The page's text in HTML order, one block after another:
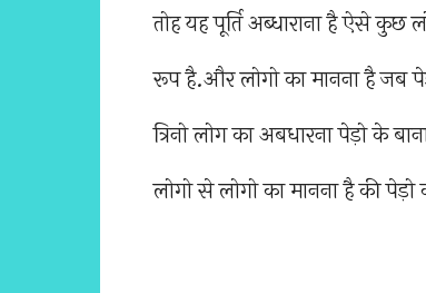
तोह यह पूर्ति अब्धाराना है ऐसे कुछ
रूप है.और लोगो का मानना है जब
त्रिनो लोग का अबधारना पेड़ो के
लोगो से लोगो का मानना है की